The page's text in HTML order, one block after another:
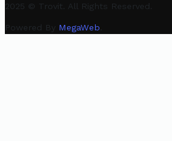
2025 © Trovit. All Rights Reserved.
Powered By MegaWeb